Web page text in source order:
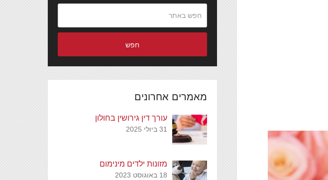
חפש
מאמרים אחרונים
עורך דין גירושין בחולון
31 ביולי 2025
מזונות ילדים מינימום
18 באוגוסט 2023